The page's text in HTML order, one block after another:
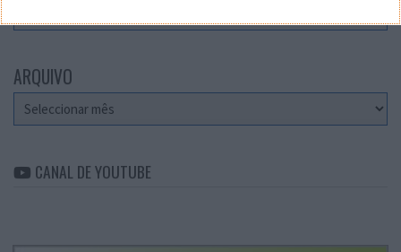
ARQUIVO
Arquivo
CANAL DE YOUTUBE